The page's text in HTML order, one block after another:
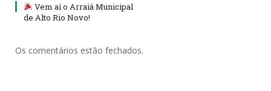
Vem aí o Arraiá Municipal
de Alto Rio Novo!
Os comentários estão fechados.